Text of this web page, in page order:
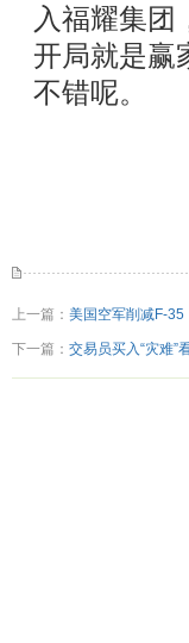
入福耀集团
开局就是赢
不错呢。
上一篇： 美国空军削减F-
下一篇： 交易员买入“灾难”